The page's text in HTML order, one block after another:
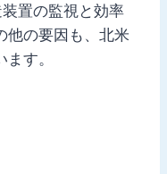
置の監視と効率
他の要因も、北米
す。